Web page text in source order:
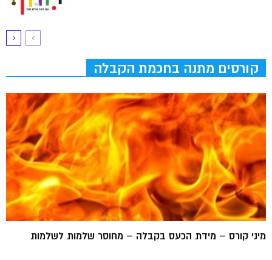
קורסים מתנה בחכמת הקבלה
מיני קורס – מידת הכעס בקבלה – מחוסר שלמות לשלמות